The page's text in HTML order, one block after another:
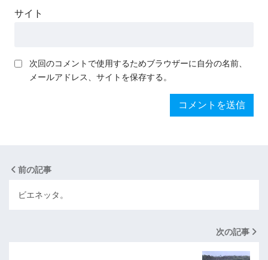
サイト
次回のコメントで使用するためブラウザーに自分の名前、
メールアドレス、サイトを保存する。
前の記事
ビエネッタ。
次の記事